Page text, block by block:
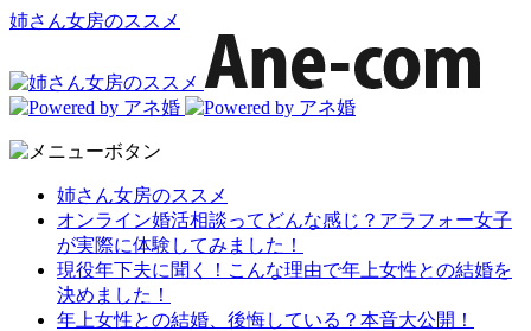
姉さん女房のススメ
姉さん女房のススメ
オンライン婚活相談ってどんな感じ？アラフォー女子
が実際に体験してみました！
現役年下夫に聞く！こんな理由で年上女性との結婚を
決めました！
年上女性との結婚、後悔している？本音大公開！